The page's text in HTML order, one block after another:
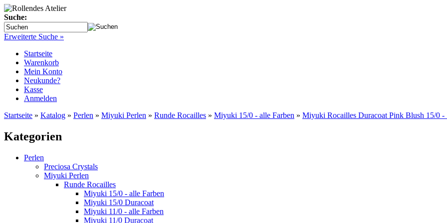
Suche:
Erweiterte Suche »
Startseite
Warenkorb
Mein Konto
Neukunde?
Kasse
Anmelden
Startseite » Katalog » Perlen » Miyuki Perlen » Runde Rocailles » Miyuki 15/0 - alle Farben » Miyuki Rocailles Duracoat Pink Blush 15/0 -
Kategorien
Perlen
Preciosa Crystals
Miyuki Perlen
Runde Rocailles
Miyuki 15/0 - alle Farben
Miyuki 15/0 Duracoat
Miyuki 11/0 - alle Farben
Miyuki 11/0 Duracoat